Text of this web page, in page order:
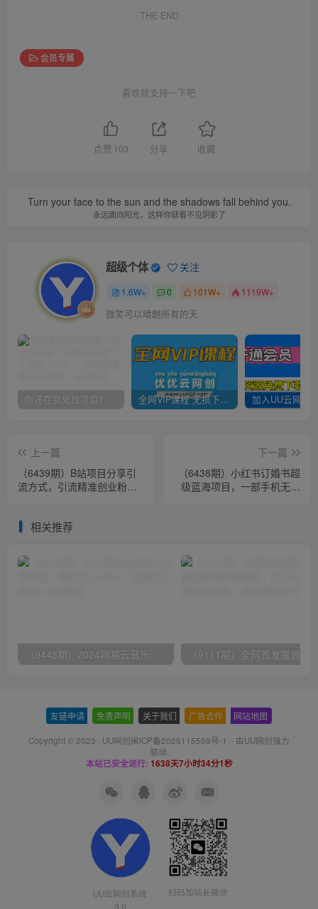
THE END
会员专属
喜欢就支持一下吧
点赞 103 分享 收藏
Turn your face to the sun and the shadows fall behind you.
永远面向阳光，这样你就看不见阴影了
超级个体 关注
1.6W+ 0 101W+ 1119W+
微笑可以晴朗所有的天
你还在到处找项目？还在当韭菜？我靠卖项目一个月收入5万+，曾经我也是个失败者。 全网VIP课程 无损下载~
上一篇
（6439期）B站项目分享引
流方式，引流精准创业粉，
下一篇
（6438期）小红书订婚书超
级蓝海项目，一部手机无脑
相关推荐
友链申请 免责声明 关于我们 广告合作 网站地图
Copyright © 2023 · UU网创闽ICP备2025115559号-1 · 由UU网创强力
驱动.
本站已安全运行: 1638天7小时34分1秒
UU云网创系统
3.0
扫码加站长微信